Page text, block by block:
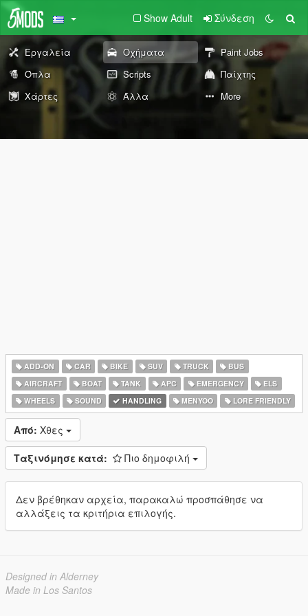
Show Adult Σύνδεση
Εργαλεία Οχήματα
Paint Jobs
Όπλα
Scripts
Παίχτης
Χάρτες
Άλλα More
ADD-ON CAR BIKE SUV TRUCK
BUS
AIRCRAFT
BOAT TANK APC EMERGENCY
ELS
WHEELS
SOUND HANDLING MENYOO LORE FRIENDLY
Από: Χθες
Ταξινόμησε κατά: Πιο δημοφιλή
Δεν βρέθηκαν αρχεία, παρακαλώ προσπάθησε να
αλλάξεις τα κριτήρια επιλογής.
Designed in Alderney
Made in Los Santos